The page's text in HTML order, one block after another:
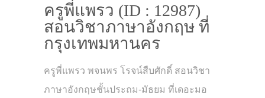
ครูพี่แพรว (ID : 12987)
สอนวิชาภาษาอังกฤษ ที่
กรุงเทพมหานคร
ครูพี่แพรว พจนพร โรจน์สืบศักดิ์ สอนวิชา
ภาษาอังกฤษชั้นประถม-มัธยม ที่เดอะมอ